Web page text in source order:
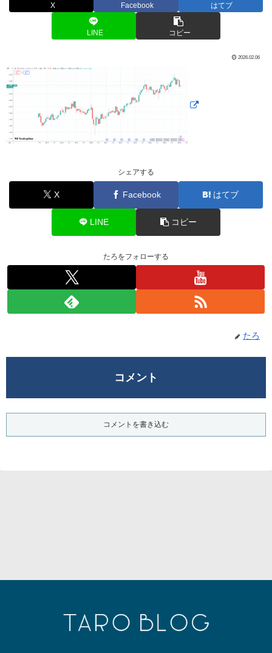
X Facebook はてブ
LINE コピー
2026.02.06
シェアする
X Facebook はてブ
LINE コピー
たろをフォローする
たろ
コメント
コメントを書き込む